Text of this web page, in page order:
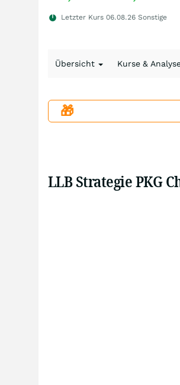
Letzter Kurs 06.08.26 Sonstige
Übersicht Kurse &
🎁
LLB Strategie PKG